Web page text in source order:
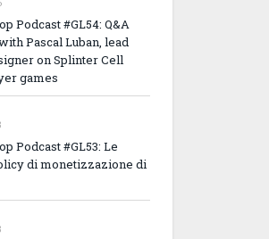
Podcast #GL54: Q&A
Pascal Luban, lead
on Splinter Cell
games
Podcast #GL53: Le
di monetizzazione di